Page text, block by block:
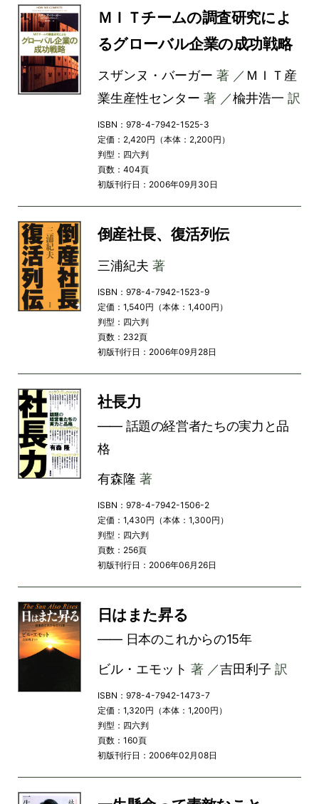
ＭＩＴチームの調査研究によ
るグローバル企業の成功戦略
スザンヌ・バーガー 著 ／ ＭＩＴ産
業生産性センター 著 ／楡井浩一 訳
ISBN：978-4-7942-1525-3
定価：2,420円（本体：2,200円）
判型：四六判
頁数：404頁
初版刊行日：2006年09月30日
倒産社長、復活列伝
三浦紀夫 著
ISBN：978-4-7942-1523-9
定価：1,540円（本体：1,400円）
判型：四六判
頁数：232頁
初版刊行日：2006年09月28日
社長力
―― 話題の経営者たちの実力と品
格
有森隆 著
ISBN：978-4-7942-1506-2
定価：1,430円（本体：1,300円）
判型：四六判
頁数：256頁
初版刊行日：2006年06月26日
日はまた昇る
―― 日本のこれからの15年
ビル・エモット 著 ／吉田利子 訳
ISBN：978-4-7942-1473-7
定価：1,320円（本体：1,200円）
判型：四六判
頁数：160頁
初版刊行日：2006年02月08日